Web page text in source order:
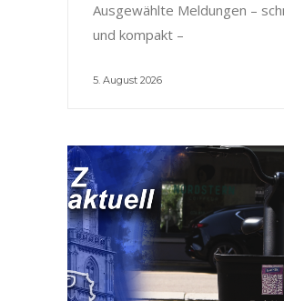
Ausgewählte Meldungen –
und kompakt –
5. August 2026